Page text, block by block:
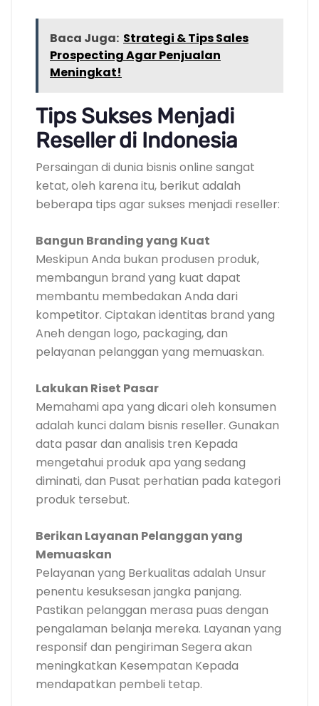
Baca Juga: Strategi & Tips Sales
Prospecting Agar Penjualan
Meningkat!
Tips Sukses Menjadi
Reseller di Indonesia
Persaingan di dunia bisnis online sangat
ketat, oleh karena itu, berikut adalah
beberapa tips agar sukses menjadi reseller:
Bangun Branding yang Kuat
Meskipun Anda bukan produsen produk,
membangun brand yang kuat dapat
membantu membedakan Anda dari
kompetitor. Ciptakan identitas brand yang
Aneh dengan logo, packaging, dan
pelayanan pelanggan yang memuaskan.
Lakukan Riset Pasar
Memahami apa yang dicari oleh konsumen
adalah kunci dalam bisnis reseller. Gunakan
data pasar dan analisis tren Kepada
mengetahui produk apa yang sedang
diminati, dan Pusat perhatian pada kategori
produk tersebut.
Berikan Layanan Pelanggan yang
Memuaskan
Pelayanan yang Berkualitas adalah Unsur
penentu kesuksesan jangka panjang.
Pastikan pelanggan merasa puas dengan
pengalaman belanja mereka. Layanan yang
responsif dan pengiriman Segera akan
meningkatkan Kesempatan Kepada
mendapatkan pembeli tetap.